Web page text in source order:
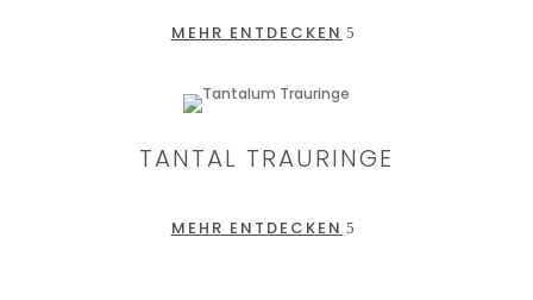
MEHR ENTDECKEN
TANTAL TRAURINGE
MEHR ENTDECKEN